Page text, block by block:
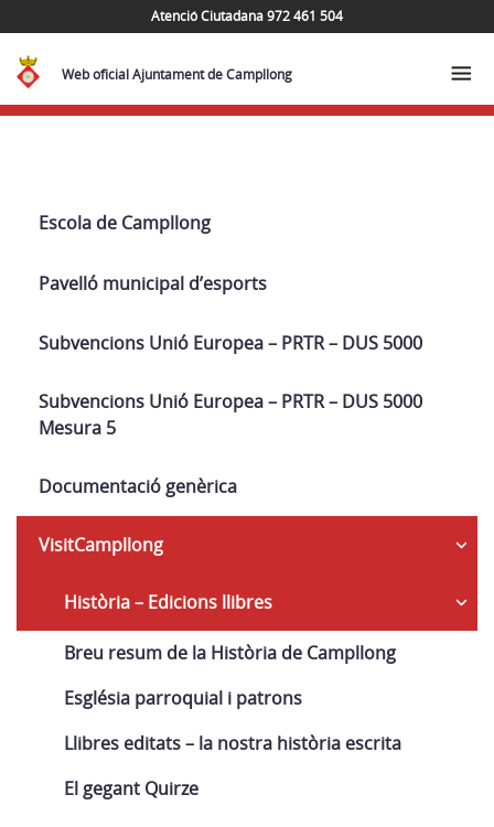
Atenció Ciutadana 972 461 504
Web oficial Ajuntament de Campllong
Navega
Escola de Campllong
Pavelló municipal d’esports
Subvencions Unió Europea – PRTR – DUS 5000
Subvencions Unió Europea – PRTR – DUS 5000
Mesura 5
Documentació genèrica
VisitCampllong
Història – Edicions llibres
Breu resum de la Història de Campllong
Església parroquial i patrons
Llibres editats – la nostra història escrita
El gegant Quirze